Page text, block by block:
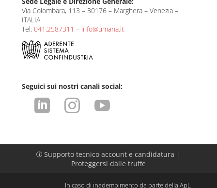
Via Colombara, 113 – 30176 – Marghera – Venezia –
ITALIA
Tel: 041.2587311 – info@umana.it
Seguici sui nostri canali social:
  
p Supporto tecnico account e candidatura |
Proteggersi dalle truffe
In caso di inadempimento da parte della ApL